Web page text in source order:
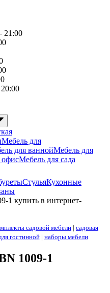
21:00
Мебель для
для ваннойМебель для
Мебель для сада
СтульяКухонные
1 купить в интернет-
садовой мебели | садовая
гостинной| наборы мебели
1009-1